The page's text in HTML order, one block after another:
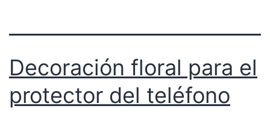
Decoración floral para el
protector del teléfono